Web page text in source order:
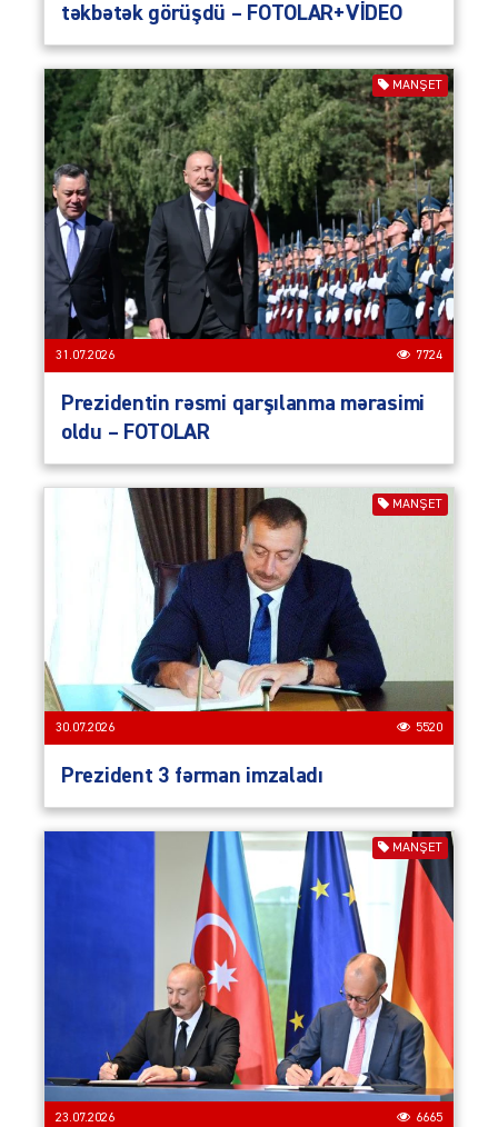
təkbətək görüşdü – FOTOLAR+VİDEO
MANŞET
31.07.2026 7724
Prezidentin rəsmi qarşılanma mərasimi
oldu – FOTOLAR
MANŞET
30.07.2026 5520
Prezident 3 fərman imzaladı
MANŞET
23.07.2026 6665